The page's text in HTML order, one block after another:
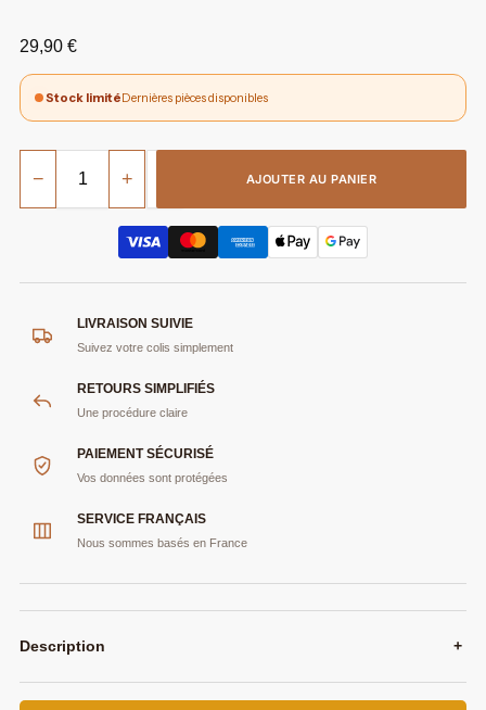
29,90 €
Stock limitéDernières pièces disponibles
− + AJOUTER AU PANIER
LIVRAISON SUIVIE
Suivez votre colis simplement
RETOURS SIMPLIFIÉS
Une procédure claire
PAIEMENT SÉCURISÉ
Vos données sont protégées
SERVICE FRANÇAIS
Nous sommes basés en France
Description +